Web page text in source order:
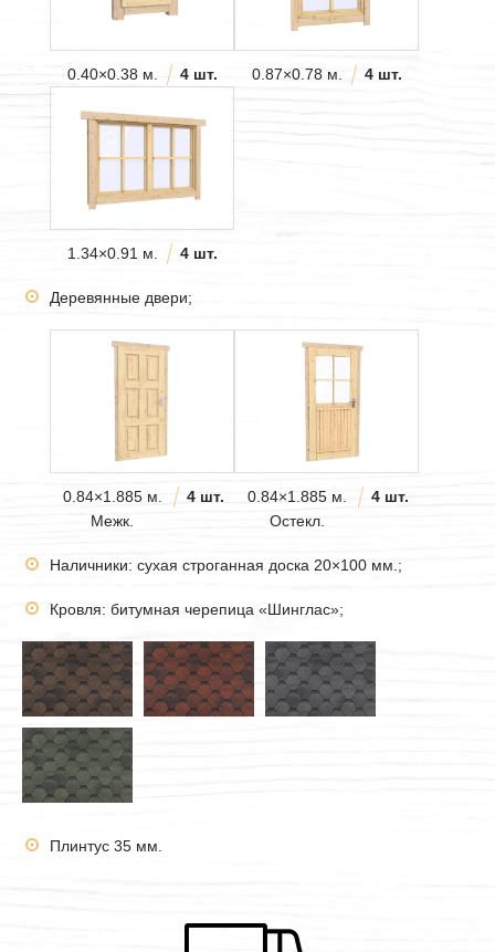
0.40×0.38 м. 4 шт. 0.87×0.78 м. 4 шт.
1.34×0.91 м. 4 шт.
Деревянные двери;
0.84×1.885 м.
Межк.
4 шт.
0.84×1.885 м.
Остекл.
4 шт.
Наличники: сухая строганная доска 20×100 мм.;
Кровля: битумная черепица «Шинглас»;
Плинтус 35 мм.